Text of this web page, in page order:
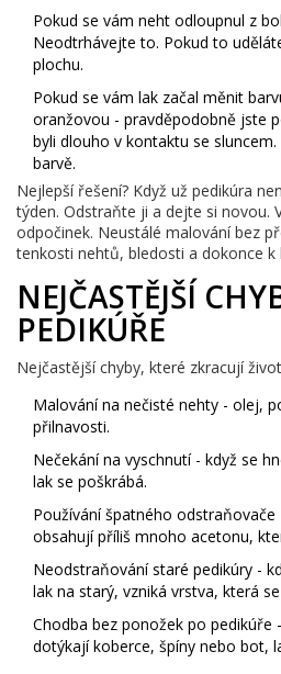
Pokud se vám neht odloupnul z
Neodtrhávejte to. Pokud to
plochu.
Pokud se vám lak začal měnit
oranžovou - pravděpodobně jste
byli dlouho v kontaktu se
barvě.
Nejlepší řešení? Když už pedikúra
týden. Odstraňte ji a dejte si novou.
odpočinek. Neustálé malování bez
tenkosti nehtů, bledosti a dokonce k
NEJČASTĚJŠÍ
PEDIKÚŘE
Nejčastější chyby, které zkracují
Malování na nečisté nehty - olej,
přilnavosti.
Nečekání na vyschnutí - když se
lak se poškrábá.
Používání špatného
obsahují příliš mnoho acetonu,
Neodstraňování staré pedikúry -
lak na starý, vzniká vrstva, která
Chodba bez ponožek po pedikúře
dotýkají koberce, špíny nebo bot,